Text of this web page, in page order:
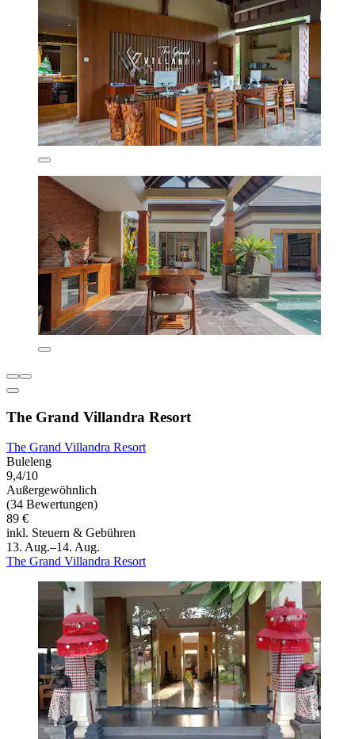
The Grand Villandra Resort
The Grand Villandra Resort
Buleleng
9,4/10
Außergewöhnlich
(34 Bewertungen)
89 €
inkl. Steuern & Gebühren
13. Aug.–14. Aug.
The Grand Villandra Resort